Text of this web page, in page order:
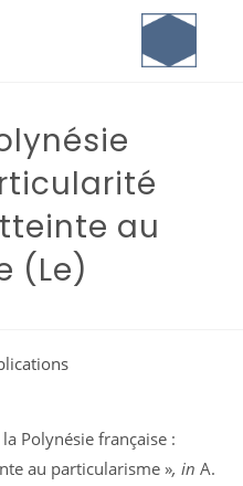
au
(Le)
Polynésie française :
au particularisme », in A.